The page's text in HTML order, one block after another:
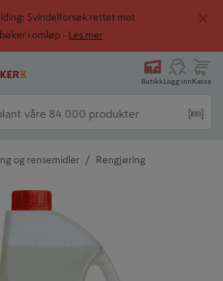
Svindelforsøk rettet mot
i omløp -
Les mer
ButikkLogg innKasse
og rensemidler / Rengjøring